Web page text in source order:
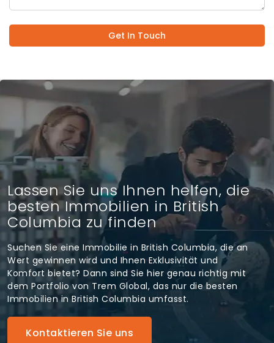
Get In Touch
Lassen Sie uns Ihnen helfen, die
besten Immobilien in British
Columbia zu finden
Suchen Sie eine Immobilie in British Columbia, die an
Wert gewinnen wird und Ihnen Exklusivität und
Komfort bietet? Dann sind Sie hier genau richtig mit
dem Portfolio von Trem Global, das nur die besten
Immobilien in British Columbia umfasst.
Kontaktieren Sie uns